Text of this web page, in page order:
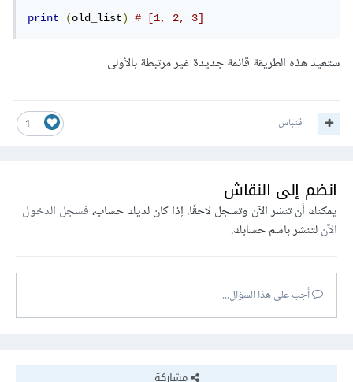
print (old_list) # [1, 2, 3]
ستعيد هذه الطريقة قائمة جديدة غير مرتبطة بالأولى
1 اقتباس
انضم إلى النقاش
يمكنك أن تنشر الآن وتسجل لاحقًا. إذا كان لديك حساب،فسجل الدخول
الآنلتنشر باسم حسابك.
أجب على هذا السؤال...
مشاركة